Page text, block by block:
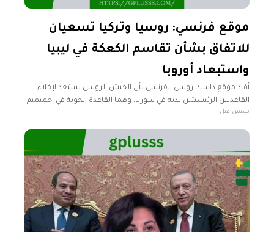
موقع فرنسي: روسيا وتركيا تسعيان
للاتفاق بشأن تقاسم الكعكة في ليبيا
واستبعاد أوروبا
أفاد موقع داسك روسي الفرنسي بأن الجيش الروسي يستعد لإخلاء
القاعدتين الرئيسيتين لديه في سوريا، وهما القاعدة الجوية في احميميم
والبحرية في طرطوس، ما يستدعي الاهتمام بالوجود الروسي في
سنتين قبل